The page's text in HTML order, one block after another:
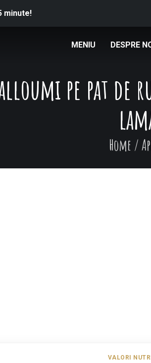
minute!
MENIU DESPRE
pe pat de
Home /
VALORI